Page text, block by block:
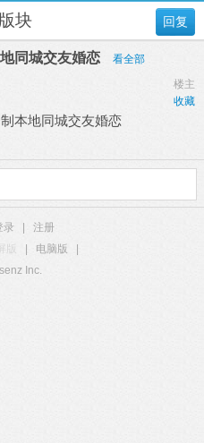
回复
块
同城交友婚恋 看全部
楼主
收藏
本地同城交友婚恋
录
注册
版 电脑版
Inc.